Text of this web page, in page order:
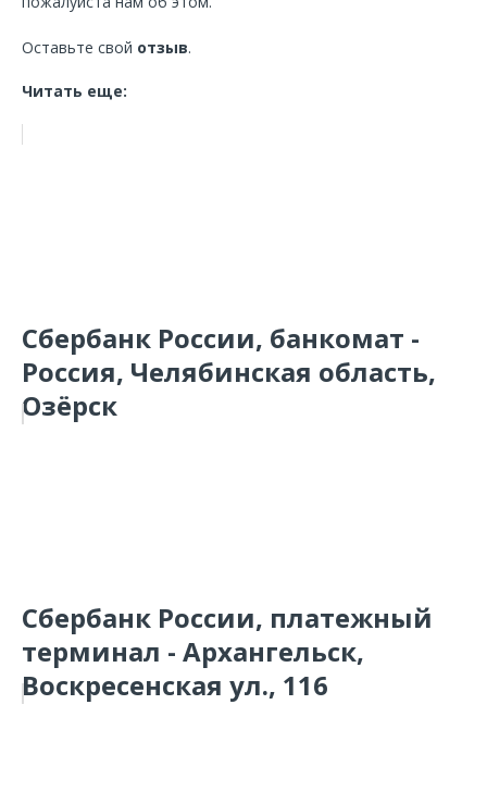
Оставьте свой отзыв.
Читать еще:
Сбербанк России, банкомат -
Россия, Челябинская область,
Озёрск
Сбербанк России, платежный
терминал - Архангельск,
Воскресенская ул., 116